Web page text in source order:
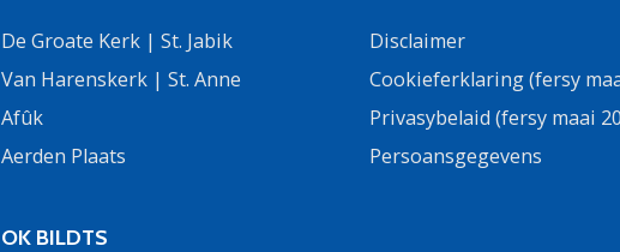
De Groate Kerk | St. Jabik
Van Harenskerk | St. Anne
Afûk
Aerden Plaats
OK BILDTS
Disclaimer
Cookieferklaring (fersy
Privasybelaid (fersy maai
Persoansgegevens